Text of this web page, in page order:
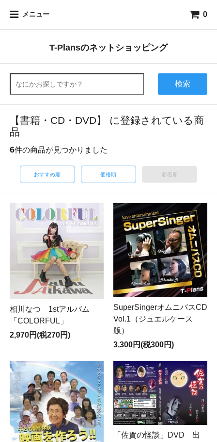
メニュー 0
T-Plansのネットショッピング
検索
【書籍・CD・DVD】 に登録されている商
品
6件の商品が見つかりました
おすすめ順 価格順 新着順
相川なつ 1stアルバム
「COLORFUL」
2,970円(税270円)
SuperSingerオムニバスCD
Vol.1（ジュエルケース
版）
3,300円(税300円)
「佐賀の怪談」DVD 出